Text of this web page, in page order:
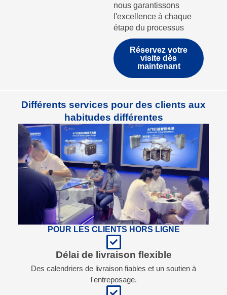
nous garantissons
l'excellence à chaque
étape du processus
Réservez votre
visite dès
maintenant
Différents services pour des clients aux
habitudes différentes
POUR LES CLIENTS HORS LIGNE
Délai de livraison flexible
Des calendriers de livraison fiables et un soutien à
l'entreposage.